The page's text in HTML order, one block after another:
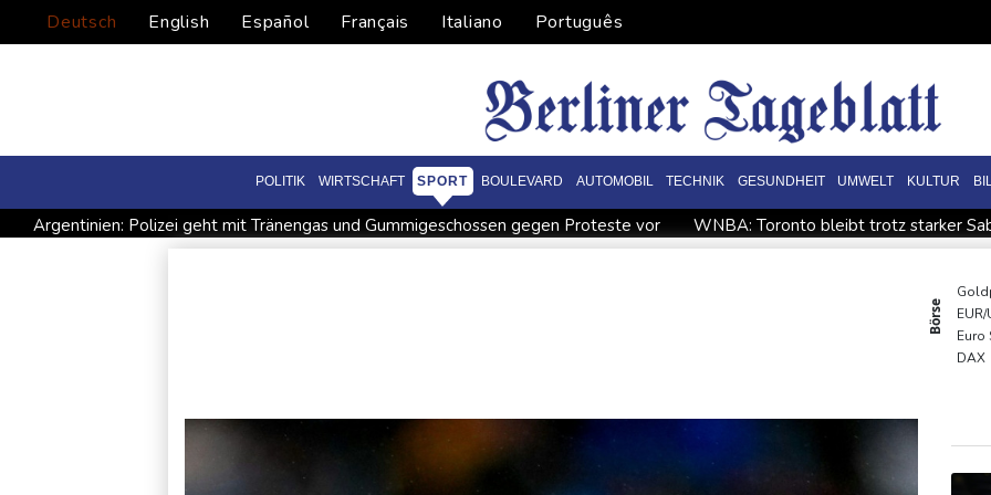
Deutsch English Español Français Italiano Português
POLITIK WIRTSCHAFT SPORT BOULEVARD AUTOMOBIL TECHNIK GESUNDHEIT UMWELT KULTUR
Argentinien: Polizei geht mit Tränengas und Gummigeschossen gegen Proteste vor
WNBA: Toronto bleibt trotz starker
Infantinos Investorenplan: FIFA-
Kreise: Türkei will
Börse
EUR/
Euro
DAX